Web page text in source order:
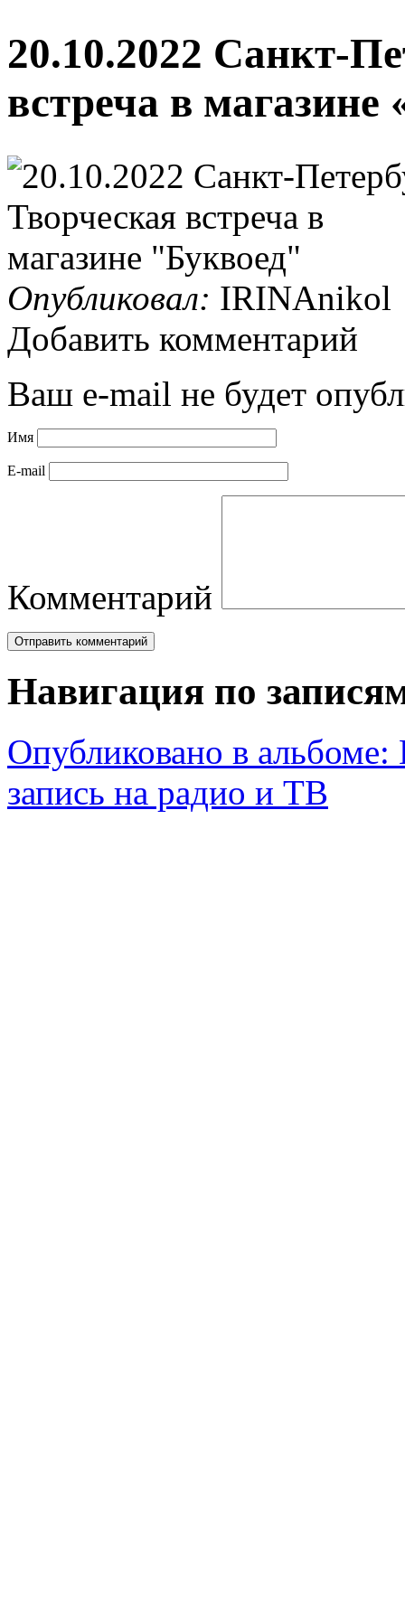
20.10.2022 Санкт-
встреча в магазине
Опубликовал: IRINAnikol
Добавить комментарий
Ваш e-mail не будет
Имя
E-mail
Комментарий
Навигация по
Опубликовано в альбоме:
запись на радио и ТВ